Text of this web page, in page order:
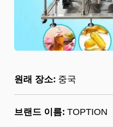
원래 장소: 중국
브랜드 이름: TOPTION